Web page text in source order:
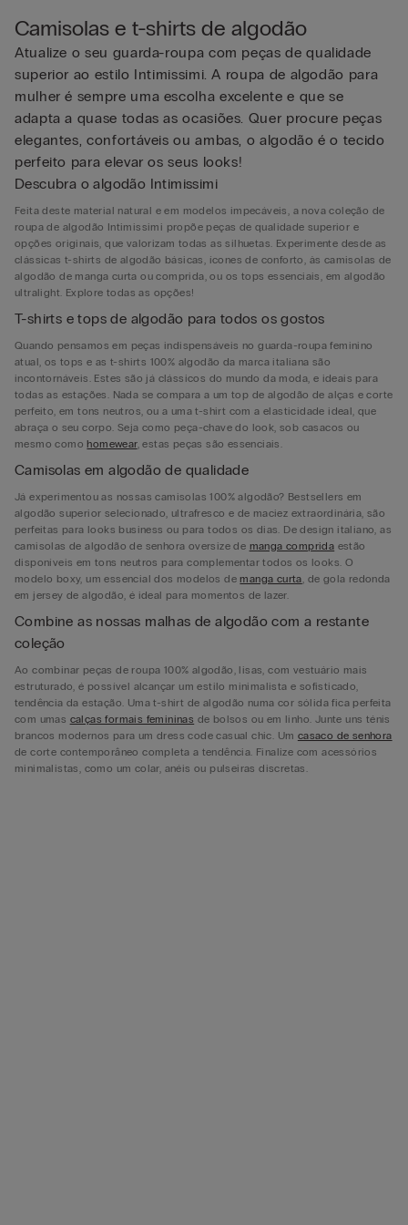
Camisolas e t-shirts de algodão
Atualize o seu guarda-roupa com peças de qualidade
superior ao estilo Intimissimi. A roupa de algodão para
mulher é sempre uma escolha excelente e que se
adapta a quase todas as ocasiões. Quer procure peças
elegantes, confortáveis ou ambas, o algodão é o tecido
perfeito para elevar os seus looks!
Descubra o algodão Intimissimi
Feita deste material natural e em modelos impecáveis, a nova coleção de
roupa de algodão Intimissimi propõe peças de qualidade superior e
opções originais, que valorizam todas as silhuetas. Experimente desde as
clássicas t-shirts de algodão básicas, ícones de conforto, às camisolas de
algodão de manga curta ou comprida, ou os tops essenciais, em algodão
ultralight. Explore todas as opções!
T-shirts e tops de algodão para todos os gostos
Quando pensamos em peças indispensáveis no guarda-roupa feminino
atual, os tops e as t-shirts 100% algodão da marca italiana são
incontornáveis. Estes são já clássicos do mundo da moda, e ideais para
todas as estações. Nada se compara a um top de algodão de alças e corte
perfeito, em tons neutros, ou a uma t-shirt com a elasticidade ideal, que
abraça o seu corpo. Seja como peça-chave do look, sob casacos ou
mesmo comohomewear, estas peças são essenciais.
Camisolas em algodão de qualidade
Já experimentou as nossas camisolas 100% algodão? Bestsellers em
algodão superior selecionado, ultrafresco e de maciez extraordinária, são
perfeitas para looks business ou para todos os dias. De design italiano, as
camisolas de algodão de senhora oversize de manga comprida estão
disponíveis em tons neutros para complementar todos os looks. O
modelo boxy, um essencial dos modelos demanga curta, de gola redonda
em jersey de algodão, é ideal para momentos de lazer.
Combine as nossas malhas de algodão com a restante
coleção
Ao combinar peças de roupa 100% algodão, lisas, com vestuário mais
estruturado, é possível alcançar um estilo minimalista e sofisticado,
tendência da estação. Uma t-shirt de algodão numa cor sólida fica perfeita
com umas calças formais femininas de bolsos ou em linho. Junte uns ténis
brancos modernos para um dress code casual chic. Um casaco de senhora
de corte contemporâneo completa a tendência. Finalize com acessórios
minimalistas, como um colar, anéis ou pulseiras discretas.